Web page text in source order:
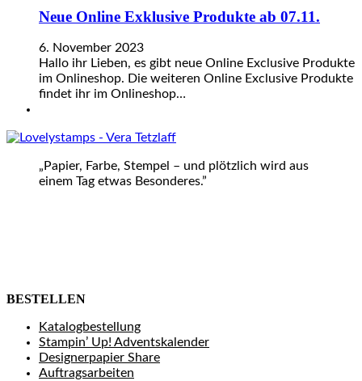
Neue Online Exklusive Produkte ab 07.11.
6. November 2023
Hallo ihr Lieben, es gibt neue Online Exclusive Produkte
im Onlineshop. Die weiteren Online Exclusive Produkte
findet ihr im Onlineshop…
„Papier, Farbe, Stempel – und plötzlich wird aus
einem Tag etwas Besonderes.”
BESTELLEN
Katalogbestellung
Stampin’ Up! Adventskalender
Designerpapier Share
Auftragsarbeiten